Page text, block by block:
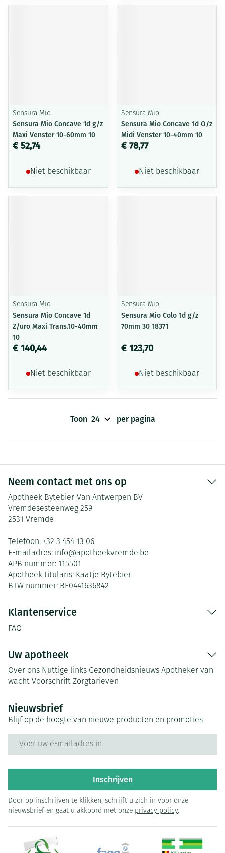
Sensura Mio
Sensura Mio Concave 1d g/z
Maxi Venster 10-60mm 10
€ 52,74
Niet beschikbaar
Sensura Mio
Sensura Mio Concave 1d O/z
Midi Venster 10-40mm 10
€ 78,77
Niet beschikbaar
Sensura Mio
Sensura Mio Concave 1d
Z/uro Maxi Trans.10-40mm
10
€ 140,44
Niet beschikbaar
Sensura Mio
Sensura Mio Colo 1d g/z
70mm 30 18371
€ 123,70
Niet beschikbaar
Toon per pagina
Neem contact met ons op
Apotheek Bytebier-Van Antwerpen BV
Vremdesesteenweg 259
2531 Vremde
Telefoon: +32 3 454 13 06
E-mailadres: info@apotheekvremde.be
APB nummer: 115501
Apotheek titularis: Kaatje Bytebier
BTW nummer: BE0441636842
Klantenservice
FAQ
Uw apotheek
Over ons Nuttige links Gezondheidsnieuws Apotheker van
wacht Voorschrift Zorgtarieven
Nieuwsbrief
Blijf op de hoogte van nieuwe producten en promoties
Inschrijven
Door op inschrijven te klikken, schrijft u zich in voor onze
nieuwsbrief en gaat u akkoord met onze privacy policy.